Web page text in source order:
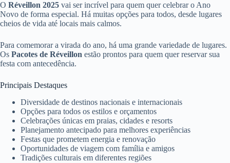
O Réveillon 2025 vai ser incrível para quem quer celebrar o Ano
Novo de forma especial. Há muitas opções para todos, desde lugares
cheios de vida até locais mais calmos.
Para comemorar a virada do ano, há uma grande variedade de lugares.
Os Pacotes de Réveillon estão prontos para quem quer reservar sua
festa com antecedência.
Principais Destaques
Diversidade de destinos nacionais e internacionais
Opções para todos os estilos e orçamentos
Celebrações únicas em praias, cidades e resorts
Planejamento antecipado para melhores experiências
Festas que prometem energia e renovação
Oportunidades de viagem com família e amigos
Tradições culturais em diferentes regiões